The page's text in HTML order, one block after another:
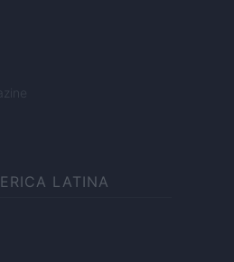
LATINA